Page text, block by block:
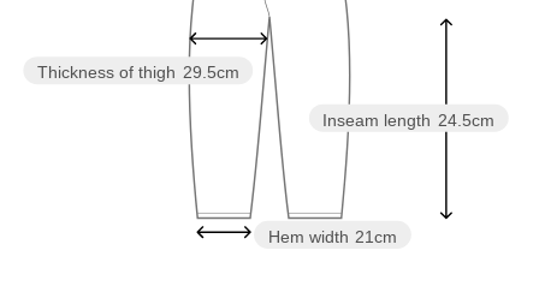
Inseam length 24.5cm
Hem width 21cm
Thickness of thigh 29.5cm